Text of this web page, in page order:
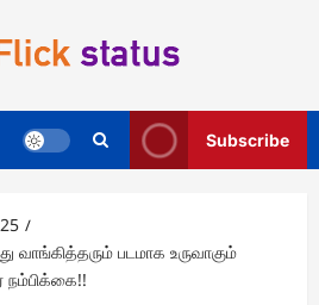
Subscribe
25
வாங்கித்தரும் படமாக உருவாகும்
நம்பிக்கை!!